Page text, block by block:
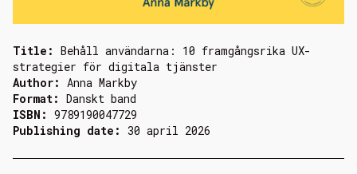
Title: Behåll användarna: 10 framgångsrika UX-
strategier för digitala tjänster
Author: Anna Markby
Format: Danskt band
ISBN: 9789190047729
Publishing date: 30 april 2026